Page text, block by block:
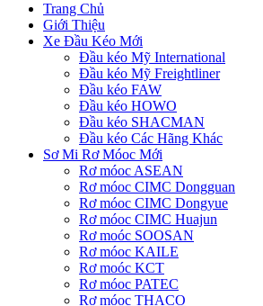
Trang Chủ
Giới Thiệu
Xe Đầu Kéo Mới
Đầu kéo Mỹ International
Đầu kéo Mỹ Freightliner
Đầu kéo FAW
Đầu kéo HOWO
Đầu kéo SHACMAN
Đầu kéo Các Hãng Khác
Sơ Mi Rơ Móoc Mới
Rơ móoc ASEAN
Rơ móoc CIMC Dongguan
Rơ móoc CIMC Dongyue
Rơ móoc CIMC Huajun
Rơ moóc SOOSAN
Rơ móoc KAILE
Rơ moóc KCT
Rơ móoc PATEC
Rơ móoc THACO